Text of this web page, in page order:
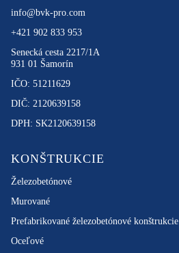
info@bvk-pro.com
+421 902 833 953
Senecká cesta 2217/1A
931 01 Šamorín
IČO: 51211629
DIČ: 2120639158
DPH: SK2120639158
KONŠTRUKCIE
Železobetónové
Murované
Prefabrikované železobetónové konštrukcie
Oceľové